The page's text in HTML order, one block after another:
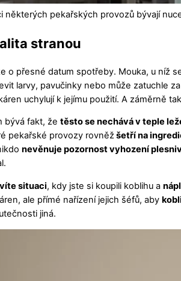
některých pekařských provozů bývají
stranou
o přesné datum spotřeby. Mouka, u níž
larvy, pavučinky nebo může zatuchle
uchylují k jejímu použití. A záměrně tak
bývá fakt, že těsto se nechává v teple
pekařské provozy rovněžšetří na
nevěnuje pozornost vyhození
situaci, kdy jste si koupili koblihu a
ale přímé nařízení jejich šéfů, aby
jiná.